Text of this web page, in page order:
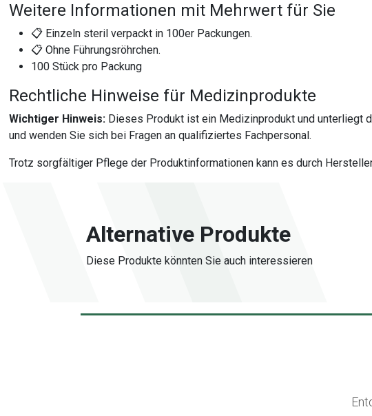
Weitere Informationen mit Mehrwert für Sie
📋 Einzeln steril verpackt in 100er Packungen.
📋 Ohne Führungsröhrchen.
100 Stück pro Packung
Rechtliche Hinweise für Medizinprodukte
Wichtiger Hinweis: Dieses Produkt ist ein Medizinprodukt und unterliegt
und wenden Sie sich bei Fragen an qualifiziertes Fachpersonal.
Trotz sorgfältiger Pflege der Produktinformationen kann es durch
Alternative Produkte
Diese Produkte könnten Sie auch interessieren